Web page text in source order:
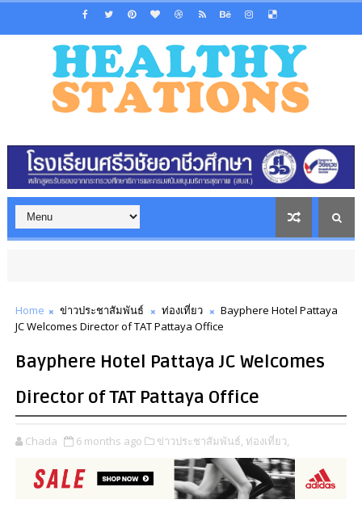
Home ข่าวประชาสัมพันธ์ ท่องเที่ยว
Bayphere Hotel Pattaya
JC Welcomes Director of TAT Pattaya Office
Bayphere Hotel Pattaya JC Welcomes
Director of TAT Pattaya Office
Chada 6 months ago ข่าวประชาสัมพันธ์, ท่องเที่ยว,